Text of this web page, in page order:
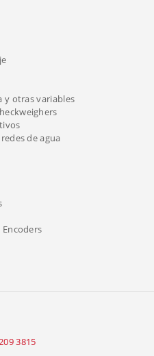
otras variables
de agua
3815